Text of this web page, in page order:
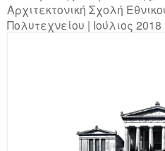
Αρχιτεκτονική Σχολή
Πολυτεχνείου | Ιούλιος 2018